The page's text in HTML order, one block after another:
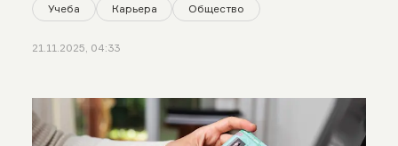
Учеба Карьера Общество
21.11.2025, 04:33